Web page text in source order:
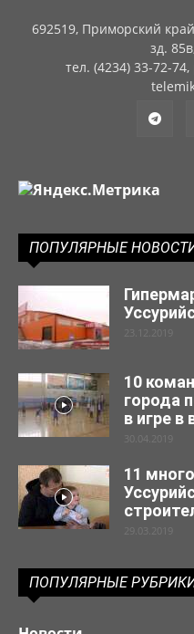
692519, Приморский
зд.
тел. (4234) 33-72-
ПОПУЛЯРНЫЕ
23.12.2019
10
города
в игре в
30.04.2019
11
29.03.2019
ПОПУЛЯРНЫЕ